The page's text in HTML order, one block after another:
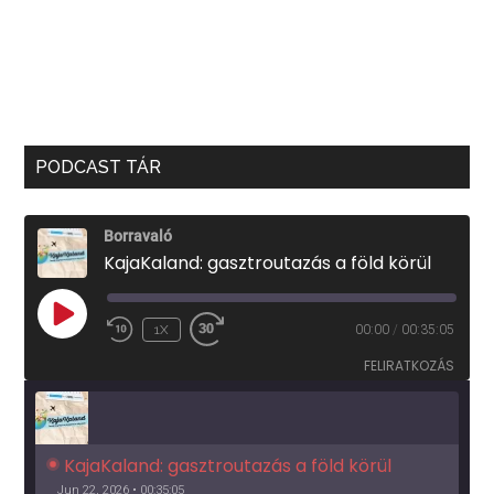
PODCAST TÁR
Borravaló
KajaKaland: gasztroutazás a föld körül
PLAY
EPISODE
1X 00:00 / 00:35:05
FELIRATKOZÁS
KajaKaland: gasztroutazás a föld körül
Jun 22, 2026 • 00:35:05